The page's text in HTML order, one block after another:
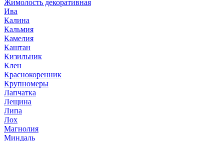
Жимолость декоративная
Ива
Калина
Кальмия
Камелия
Каштан
Кизильник
Клен
Краснокоренник
Крупномеры
Лапчатка
Лещина
Липа
Лох
Магнолия
Миндаль